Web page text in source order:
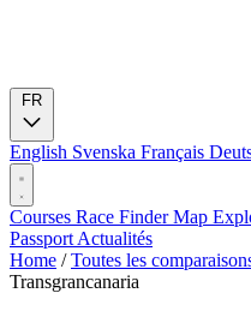
English Svenska Français
Courses Race FinderMap
Passport Actualités
Home / Toutes les
Transgrancanaria